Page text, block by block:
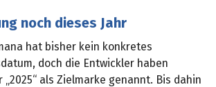
noch dieses Jahr
hat bisher kein konkretes
doch die Entwickler haben
„2025“ als Zielmarke genannt. Bis dahin